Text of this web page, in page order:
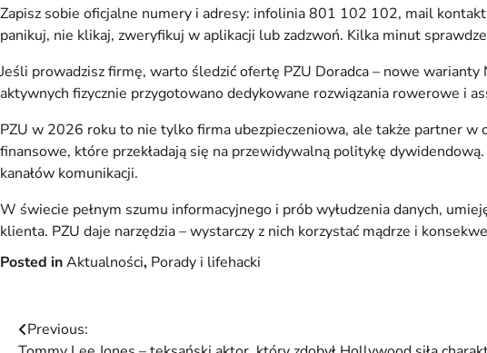
Zapisz sobie oficjalne numery i adresy: infolinia 801 102 102, mail
panikuj, nie klikaj, zweryfikuj w aplikacji lub zadzwoń. Kilka minut
Jeśli prowadzisz firmę, warto śledzić ofertę PZU Doradca – nowe
aktywnych fizycznie przygotowano dedykowane rozwiązania rowerowe i
PZU w 2026 roku to nie tylko firma ubezpieczeniowa, ale także partner w
finansowe, które przekładają się na przewidywalną politykę
kanałów komunikacji.
W świecie pełnym szumu informacyjnego i prób wyłudzenia danych,
klienta. PZU daje narzędzia – wystarczy z nich korzystać mądrze i
Posted inAktualności, Porady i lifehacki
Nawigacja
Previous: